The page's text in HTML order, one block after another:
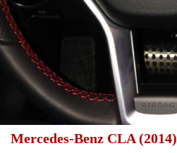
Mercedes-Benz CLA (2014)